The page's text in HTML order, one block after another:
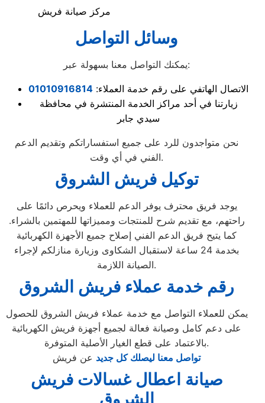
مركز صيانة فريش
وسائل التواصل
يمكنك التواصل معنا بسهولة عبر:
الاتصال الهاتفي على رقم خدمة العملاء: 01010916814
زيارتنا في أحد مراكز الخدمة المنتشرة في محافظة
سيدي جابر
نحن متواجدون للرد على جميع استفساراتكم وتقديم الدعم
الفني في أي وقت.
توكيل فريش الشروق
يوجد فريق محترف يوفر الدعم للعملاء ويحرص دائمًا على
راحتهم، مع تقديم شرح للمنتجات ومميزاتها للمهتمين بالشراء.
كما يتيح فريق الدعم الفني إصلاح جميع الأجهزة الكهربائية
بخدمة 24 ساعة لاستقبال الشكاوى وزيارة منازلكم لإجراء
الصيانة اللازمة.
رقم خدمة عملاء فريش الشروق
يمكن للعملاء التواصل مع خدمة عملاء فريش الشروق للحصول
على دعم كامل وصيانة فعالة لجميع أجهزة فريش الكهربائية
بالاعتماد على قطع الغيار الأصلية المتوفرة.
تواصل معنا ليصلك كل جديد عن فريش
صيانة اعطال غسالات فريش
الشروق